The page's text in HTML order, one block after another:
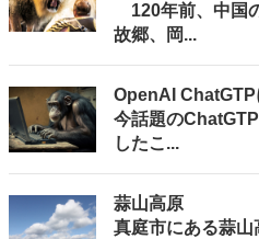
120年前、中国
故郷、岡...
OpenAI ChatGTP
今話題の
したこ...
蒜山高原
真庭市にある蒜山